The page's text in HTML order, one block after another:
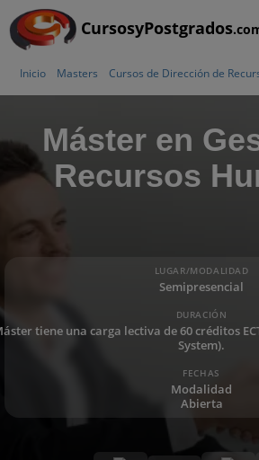
CursosyPostgrados
Inicio Masters Cursos de Dirección de
Máster en
Recursos
LUGAR/MODALIDAD
Semipresencial
DURACIÓN
tiene una carga lectiva de 60 créditos
System).
FECHAS
Modalidad
Abierta